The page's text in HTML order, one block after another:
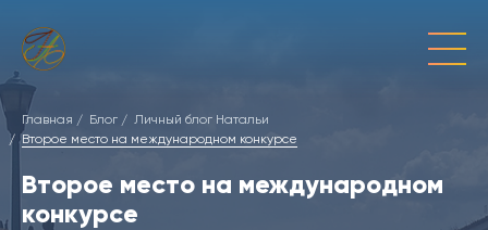
Главная Блог
Личный блог Натальи
Второе место на международном конкурсе
Второе место на международном
конкурсе